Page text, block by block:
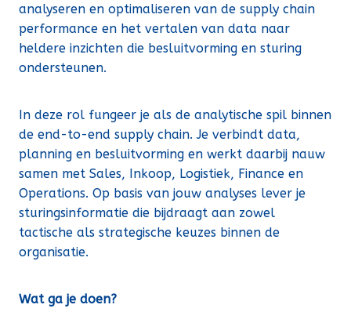
analyseren en optimaliseren van de supply chain
performance en het vertalen van data naar
heldere inzichten die besluitvorming en sturing
ondersteunen.
In deze rol fungeer je als de analytische spil binnen
de end-to-end supply chain. Je verbindt data,
planning en besluitvorming en werkt daarbij nauw
samen met Sales, Inkoop, Logistiek, Finance en
Operations. Op basis van jouw analyses lever je
sturingsinformatie die bijdraagt aan zowel
tactische als strategische keuzes binnen de
organisatie.
Wat ga je doen?